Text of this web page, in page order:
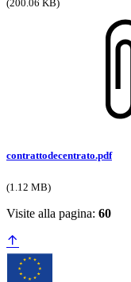
(200.06 KB)
contrattodecentrato.pdf
(1.12 MB)
Visite alla pagina: 60